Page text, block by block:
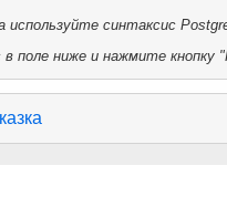
синтаксис
поле ниже и нажмите кнопку